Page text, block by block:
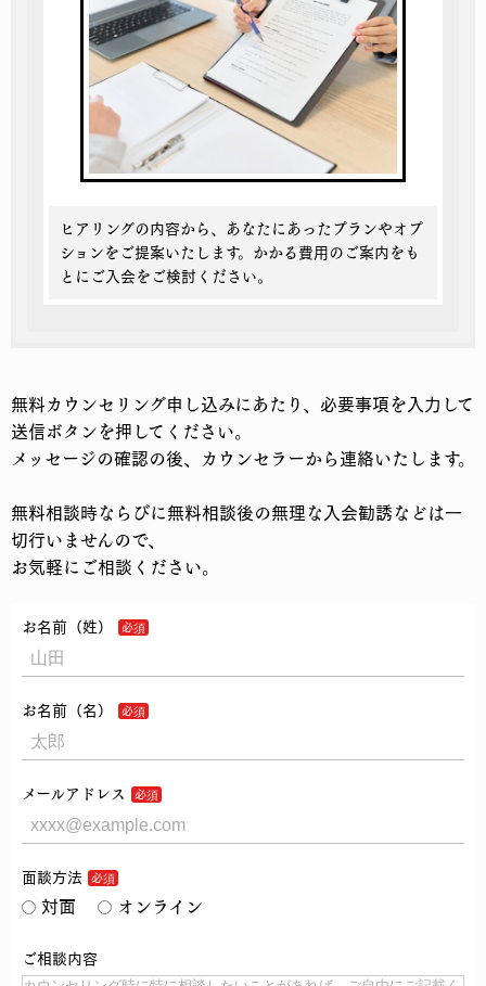
ヒアリングの内容から、あなたにあったプランやオプ
ションをご提案いたします。かかる費用のご案内をも
とにご入会をご検討ください。
無料カウンセリング申し込みにあたり、必要事項を入力して
送信ボタンを押してください。
メッセージの確認の後、カウンセラーから連絡いたします。
無料相談時ならびに無料相談後の無理な入会勧誘などは一
切行いませんので、
お気軽にご相談ください。
お名前（姓）
お名前（名）
メールアドレス
面談方法
対面 オンライン
ご相談内容